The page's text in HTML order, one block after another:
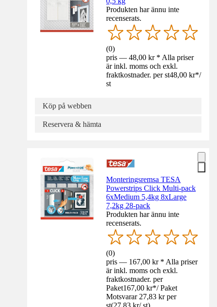
Produkten har ännu inte
recenserats.
(0)
pris — 48,00 kr * Alla priser
är inkl. moms och exkl.
fraktkostnader. per st48,00 kr*/
st
Köp på webben
Reservera & hämta
Monteringsremsa TESA
Powerstrips Click Multi-pack
6xMedium 5,4kg 8xLarge
7,2kg 28-pack
Produkten har ännu inte
recenserats.
(0)
pris — 167,00 kr * Alla priser
är inkl. moms och exkl.
fraktkostnader. per
Paket167,00 kr*/ Paket
Motsvarar 27,83 kr per